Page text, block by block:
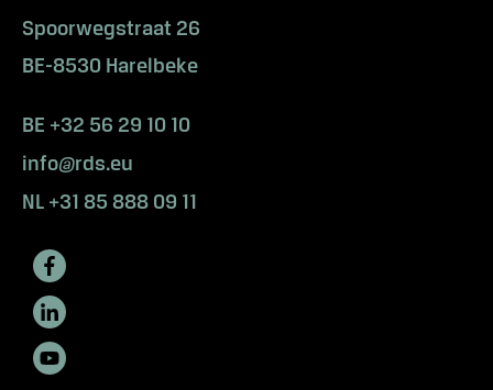
Spoorwegstraat 26
BE-8530 Harelbeke
BE +32 56 29 10 10
info@rds.eu
NL +31 85 888 09 11